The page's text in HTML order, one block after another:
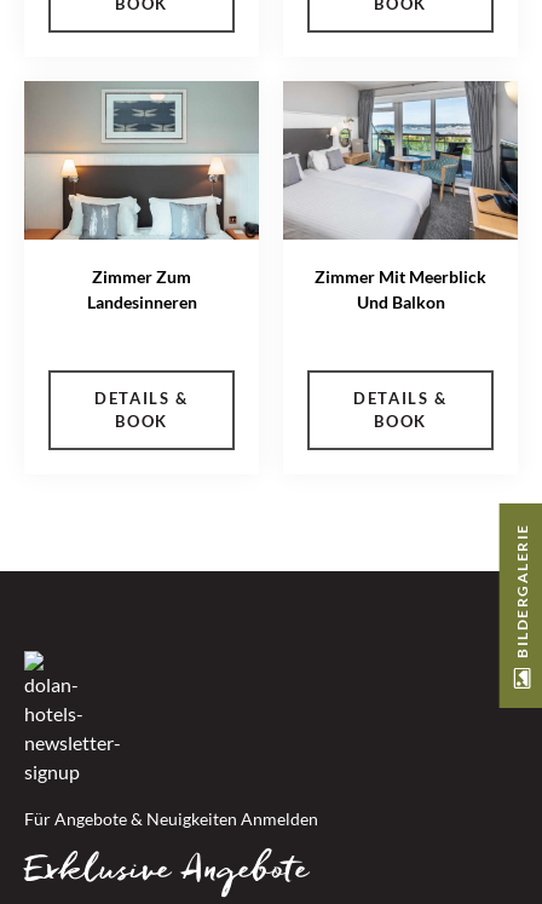
BOOK BOOK
Zimmer Zum
Landesinneren
DETAILS &
BOOK
Zimmer Mit Meerblick
Und Balkon
DETAILS &
BOOK
Für Angebote & Neuigkeiten Anmelden
Exklusive Angebote
BILDERGALERIE